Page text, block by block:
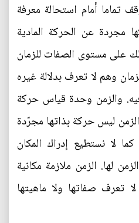
تماما أمام استحالة معرفة
مجردة عن الحركة المادية
على مستوى الصفات للزمان
وهم لا تعرف بدلالة غيره
والزمن وحدة قياس حركة
ليس حركة بذاتها مجرّدة
لا نستطيع إدراك المكان
لها. الزمن ملازمة مكانية
تعرف صفاتها ولا ماهيتها